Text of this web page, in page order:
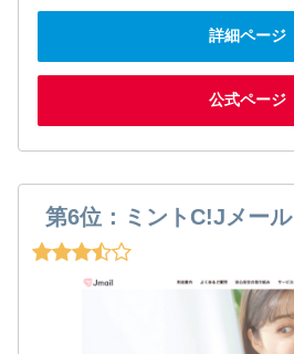
詳細ページ
公式ページ
第6位：ミントC!Jメール